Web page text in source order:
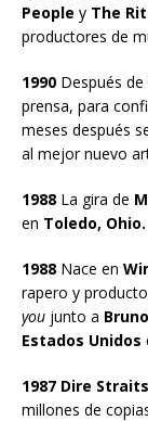
People y The
productores de
1990 Después
prensa, para
meses después
al mejor nuevo
1988 La gira de
en Toledo, Ohio.
1988 Nace en
rapero y
you junto a
Estados Unidos
1987 Dire Straits
millones de